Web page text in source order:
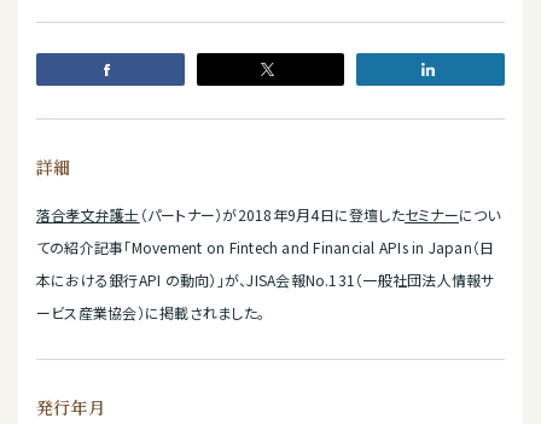
詳細
落合孝文弁護士 （パートナー）が2018年9月4日に登壇したセミナーについ
ての紹介記事「Movement on Fintech and Financial APIs in Japan（日
本における銀行API の動向）」が、JISA会報No.131（一般社団法人情報サ
ービス産業協会）に掲載されました。
発行年月